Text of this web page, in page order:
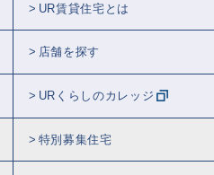
UR賃貸住宅とは
店舗を探す
URくらしのカレッジ
特別募集住宅